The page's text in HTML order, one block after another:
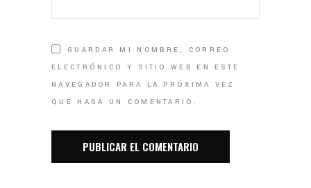
GUARDAR MI NOMBRE, CORREO
ELECTRÓNICO Y SITIO WEB EN ESTE
NAVEGADOR PARA LA PRÓXIMA VEZ
QUE HAGA UN COMENTARIO.